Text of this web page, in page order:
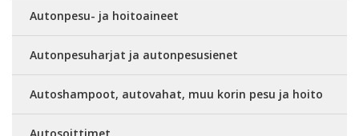
Autonpesu- ja hoitoaineet
Autonpesuharjat ja autonpesusienet
Autoshampoot, autovahat, muu korin pesu ja hoito